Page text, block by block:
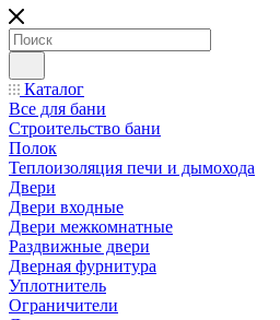
Каталог
Все для бани
Строительство бани
Полок
Теплоизоляция печи и дымохода
Двери
Двери входные
Двери межкомнатные
Раздвижные двери
Дверная фурнитура
Уплотнитель
Ограничители